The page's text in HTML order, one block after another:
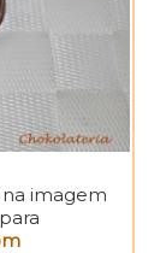
imagem